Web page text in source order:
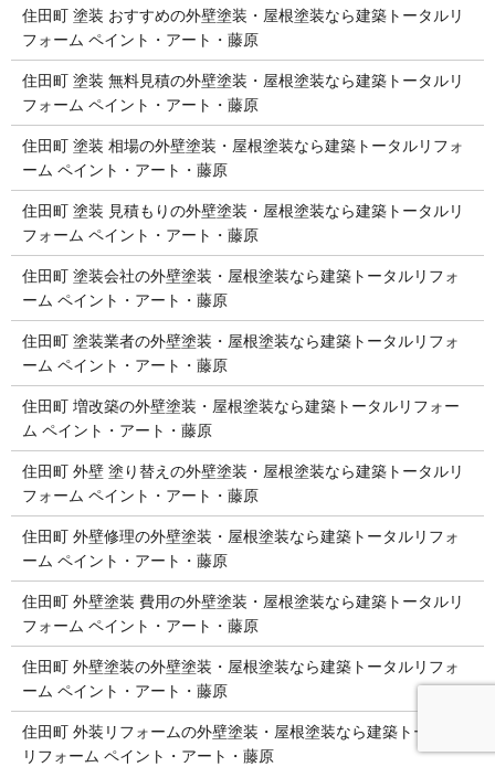
住田町 塗装 おすすめの外壁塗装・屋根塗装なら建築トータルリ
フォーム ペイント・アート・藤原
住田町 塗装 無料見積の外壁塗装・屋根塗装なら建築トータルリ
フォーム ペイント・アート・藤原
住田町 塗装 相場の外壁塗装・屋根塗装なら建築トータルリフォ
ーム ペイント・アート・藤原
住田町 塗装 見積もりの外壁塗装・屋根塗装なら建築トータルリ
フォーム ペイント・アート・藤原
住田町 塗装会社の外壁塗装・屋根塗装なら建築トータルリフォ
ーム ペイント・アート・藤原
住田町 塗装業者の外壁塗装・屋根塗装なら建築トータルリフォ
ーム ペイント・アート・藤原
住田町 増改築の外壁塗装・屋根塗装なら建築トータルリフォー
ム ペイント・アート・藤原
住田町 外壁 塗り替えの外壁塗装・屋根塗装なら建築トータルリ
フォーム ペイント・アート・藤原
住田町 外壁修理の外壁塗装・屋根塗装なら建築トータルリフォ
ーム ペイント・アート・藤原
住田町 外壁塗装 費用の外壁塗装・屋根塗装なら建築トータルリ
フォーム ペイント・アート・藤原
住田町 外壁塗装の外壁塗装・屋根塗装なら建築トータルリフォ
ーム ペイント・アート・藤原
住田町 外装リフォームの外壁塗装・屋根塗装なら建築トータル
リフォーム ペイント・アート・藤原